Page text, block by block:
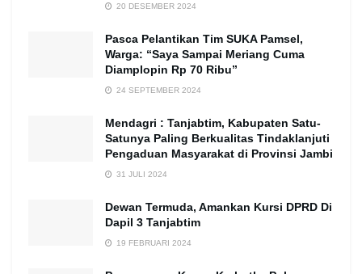
20 DESEMBER 2024
Pasca Pelantikan Tim SUKA Pamsel,
Warga: “Saya Sampai Meriang Cuma
Diamplopin Rp 70 Ribu”
24 SEPTEMBER 2024
Mendagri : Tanjabtim, Kabupaten Satu-
Satunya Paling Berkualitas Tindaklanjuti
Pengaduan Masyarakat di Provinsi Jambi
31 JULI 2024
Dewan Termuda, Amankan Kursi DPRD Di
Dapil 3 Tanjabtim
19 FEBRUARI 2024